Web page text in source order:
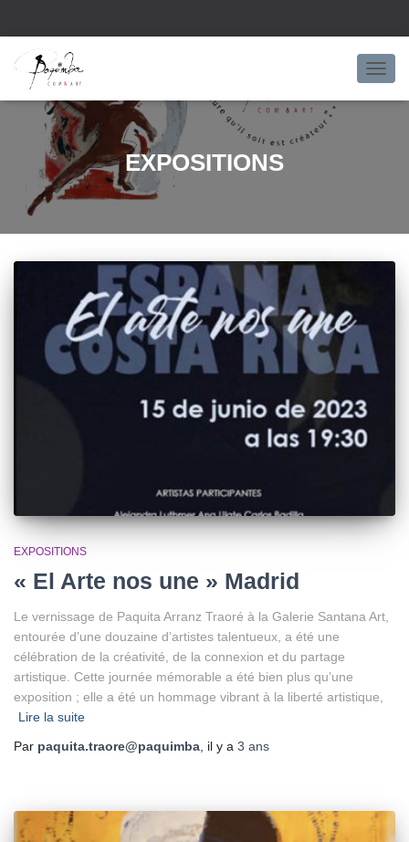
EXPOSITIONS
EXPOSITIONS
« El Arte nos une » Madrid
Le vernissage de Paquita Arranz Traoré à la Galerie Santana Art,
entourée d’une douzaine d’artistes talentueux, a été une
célébration de la créativité, de la connexion et du partage
artistique. Cette journée mémorable a été bien plus qu’une
exposition ; elle a été un hommage vibrant à la liberté artistique,
Lire la suite
Par paquita.traore@paquimba , il y a 3 ans